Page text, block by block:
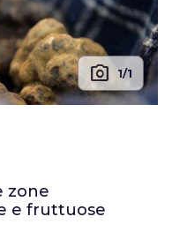
photo_camera 1/1
zone
e fruttuose